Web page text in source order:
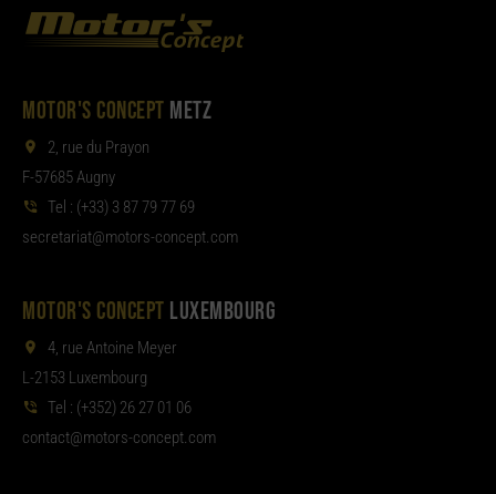
MOTOR'S CONCEPT METZ
2, rue du Prayon
F-57685 Augny
Tel : (+33) 3 87 79 77 69
moc.tpecnoc-sro
tom@tair
aterces
MOTOR'S CONCEPT LUXEMBOURG
4, rue Antoine Meyer
L-2153 Luxembourg
Tel : (+352) 26 27 01 06
moc.tpecnoc-sro
tom@tcat
noc